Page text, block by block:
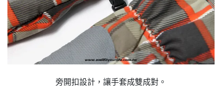
旁開扣設計，讓手套成雙成對。